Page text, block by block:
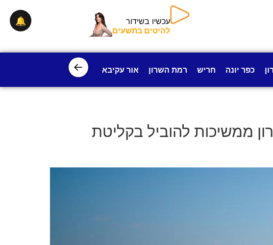
עכשיו בשידור
להיטים בתשעים
כפר יונה חריש רמת השרון אור עקיבא פרדס חנה
←
בשרון ממשיכות להוביל בקליטת
🔔